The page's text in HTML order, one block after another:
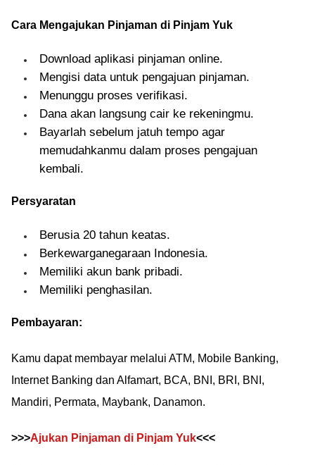
Cara Mengajukan Pinjaman di Pinjam Yuk
Download aplikasi pinjaman online.
Mengisi data untuk pengajuan pinjaman.
Menunggu proses verifikasi.
Dana akan langsung cair ke rekeningmu.
Bayarlah sebelum jatuh tempo agar
memudahkanmu dalam proses pengajuan
kembali.
Persyaratan
Berusia 20 tahun keatas.
Berkewarganegaraan Indonesia.
Memiliki akun bank pribadi.
Memiliki penghasilan.
Pembayaran:
Kamu dapat membayar melalui ATM, Mobile Banking,
Internet Banking dan Alfamart, BCA, BNI, BRI, BNI,
Mandiri, Permata, Maybank, Danamon.
>>>Ajukan Pinjaman di Pinjam Yuk<<<